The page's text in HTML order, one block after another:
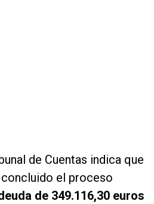
de Cuentas indica que
el proceso
de 349.116,30 euros